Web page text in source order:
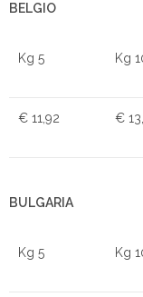
BELGIO
Kg 5 Kg
€ 11,92 €
BULGARIA
Kg 5 Kg